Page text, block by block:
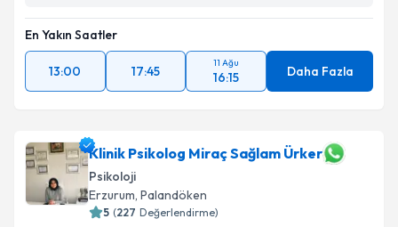
En Yakın Saatler
13:00 17:45
11 Ağu
16:15 Daha Fazla
Klinik Psikolog Miraç Sağlam Ürker
Psikoloji
Erzurum, Palandöken
5 (227 Değerlendirme)